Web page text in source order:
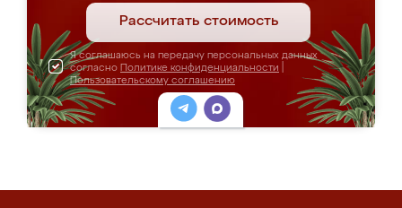
Рассчитать стоимость
Я соглашаюсь на передачу персональных данных
согласно Политике конфиденциальности
Пользовательскому соглашению